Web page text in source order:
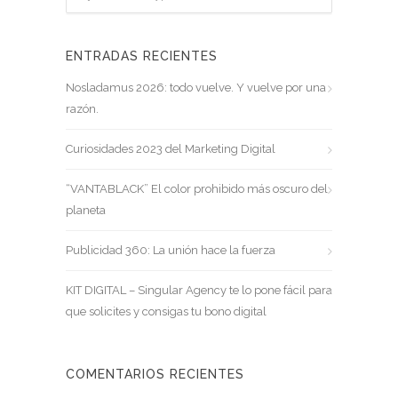
ENTRADAS RECIENTES
Nosladamus 2026: todo vuelve. Y vuelve por una
razón.
Curiosidades 2023 del Marketing Digital
“VANTABLACK” El color prohibido más oscuro del
planeta
Publicidad 360: La unión hace la fuerza
KIT DIGITAL – Singular Agency te lo pone fácil para
que solicites y consigas tu bono digital
COMENTARIOS RECIENTES